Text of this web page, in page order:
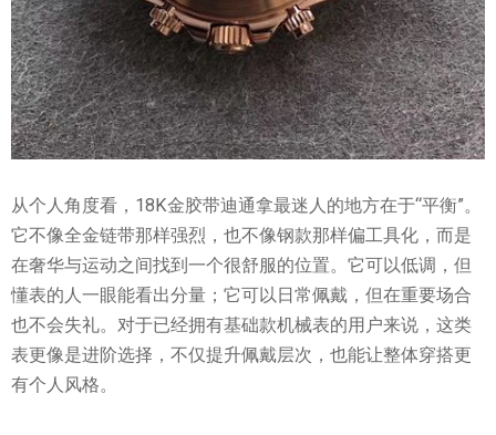
从个人角度看，18K金胶带迪通拿最迷人的地方在于“平衡”。
它不像全金链带那样强烈，也不像钢款那样偏工具化，而是
在奢华与运动之间找到一个很舒服的位置。它可以低调，但
懂表的人一眼能看出分量；它可以日常佩戴，但在重要场合
也不会失礼。对于已经拥有基础款机械表的用户来说，这类
表更像是进阶选择，不仅提升佩戴层次，也能让整体穿搭更
有个人风格。